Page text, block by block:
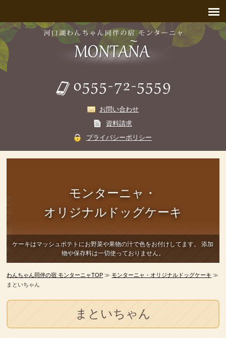
お問い合わせ
資料請求
プライバシーポリシー
モンターニャ・
オリジナルドッグケーキ
ケーキはマッシュポテトにお野菜や果物の汁で色をお付けしてます。
添加
物や保存料は一切使っておりません。
わんちゃん同伴の宿 モンターニャTOP ≫モンターニャ・オリジナルドッグケーキ ≫
まといちゃん
まといちゃん